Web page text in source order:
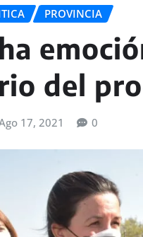
PROVINCIA
del
17, 2021 0